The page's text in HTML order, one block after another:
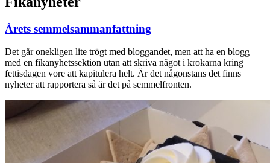
Årets semmelsammanfattning
Det går onekligen lite trögt med bloggandet, men att ha en blogg
med en fikanyhetssektion utan att skriva något i krokarna kring
fettisdagen vore att kapitulera helt. Är det någonstans det finns
nyheter att rapportera så är det på semmelfronten.